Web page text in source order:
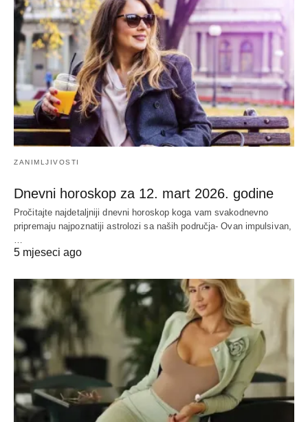
ZANIMLJIVOSTI
Dnevni horoskop za 12. mart 2026. godine
Pročitajte najdetaljniji dnevni horoskop koga vam svakodnevno
pripremaju najpoznatiji astrolozi sa naših područja- Ovan impulsivan,
5 mjeseci ago